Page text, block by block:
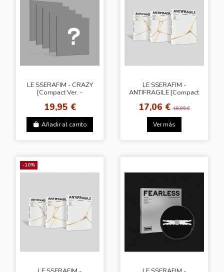
LE SSERAFIM - CRAZY
[Compact Ver. -
19,95 €
Añadir al carrito
LE SSERAFIM -
ANTIFRAGILE [Compact
17,06 €18,95 €
Ver más
-10%